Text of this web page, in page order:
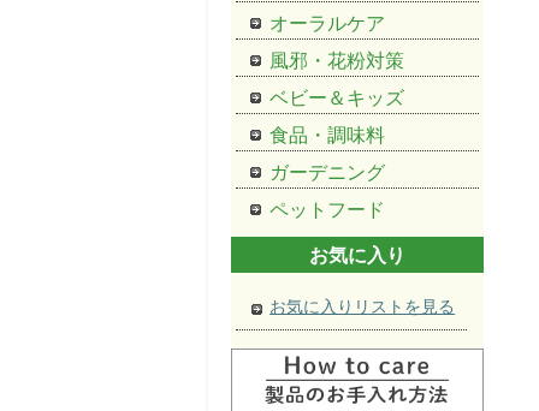
オーラルケア
風邪・花粉対策
ベビー＆キッズ
食品・調味料
ガーデニング
ペットフード
お気に入り
お気に入りリストを見る